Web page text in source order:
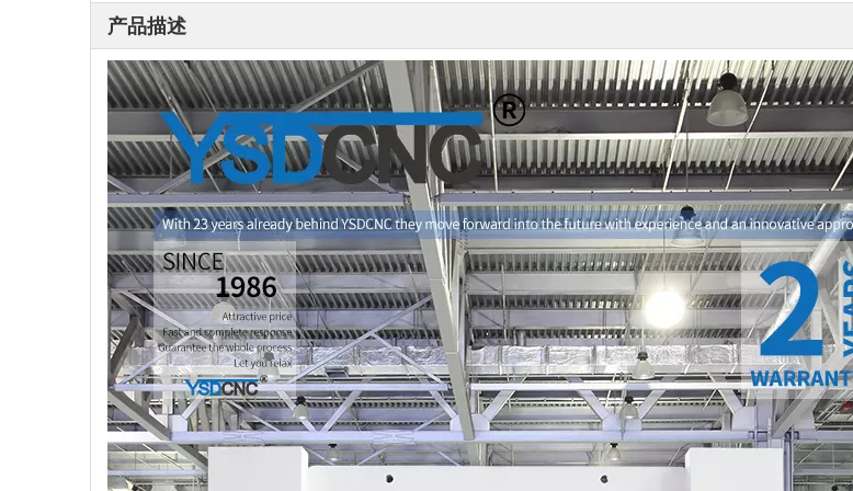
产品描述